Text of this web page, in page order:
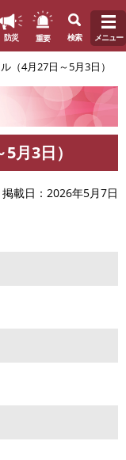
防災 重要 検索 メニュー
（4月27日～5月3日）
月3日）
掲載日 2026年5月7日